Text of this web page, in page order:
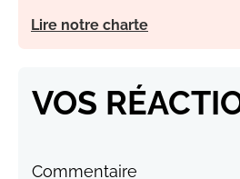
Lire notre charte
VOS
Commentaire